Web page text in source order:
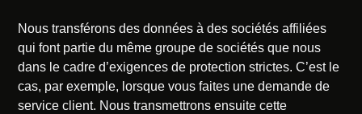
Nous transférons des données à des sociétés affiliées
qui font partie du même groupe de sociétés que nous
dans le cadre d’exigences de protection strictes. C’est le
cas, par exemple, lorsque vous faites une demande de
service client. Nous transmettrons ensuite cette